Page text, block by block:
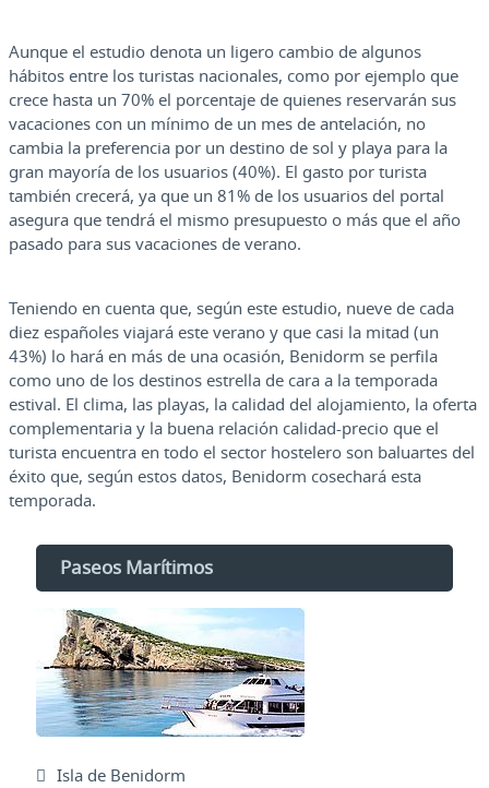
Aunque el estudio denota un ligero cambio de algunos
hábitos entre los turistas nacionales, como por ejemplo que
crece hasta un 70% el porcentaje de quienes reservarán sus
vacaciones con un mínimo de un mes de antelación, no
cambia la preferencia por un destino de sol y playa para la
gran mayoría de los usuarios (40%). El gasto por turista
también crecerá, ya que un 81% de los usuarios del portal
asegura que tendrá el mismo presupuesto o más que el año
pasado para sus vacaciones de verano.
Teniendo en cuenta que, según este estudio, nueve de cada
diez españoles viajará este verano y que casi la mitad (un
43%) lo hará en más de una ocasión, Benidorm se perfila
como uno de los destinos estrella de cara a la temporada
estival. El clima, las playas, la calidad del alojamiento, la oferta
complementaria y la buena relación calidad-precio que el
turista encuentra en todo el sector hostelero son baluartes del
éxito que, según estos datos, Benidorm cosechará esta
temporada.
Paseos Marítimos
Isla de Benidorm